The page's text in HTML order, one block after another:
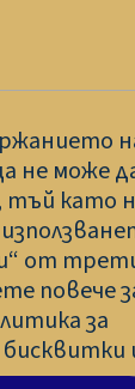
не може
тъй като
от
повече
за
бисквитки